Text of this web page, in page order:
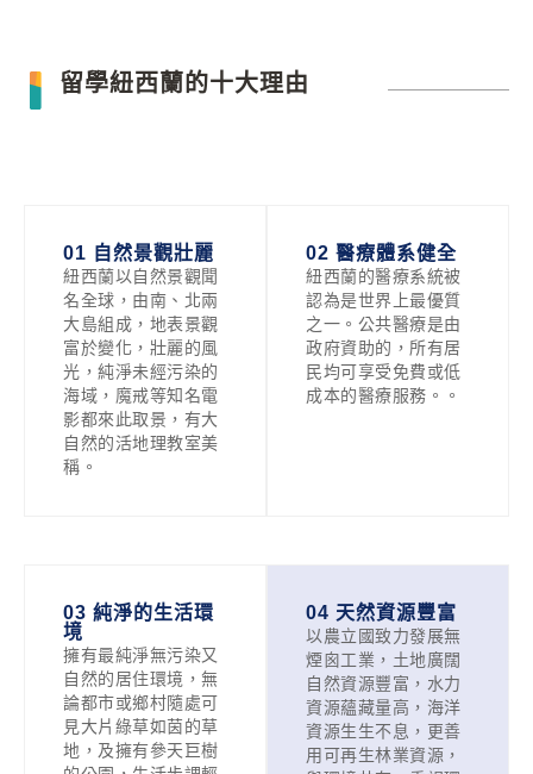
留學紐西蘭的十大理由
01 自然景觀壯麗
紐西蘭以自然景觀聞
名全球，由南、北兩
大島組成，地表景觀
富於變化，壯麗的風
光，純淨未經污染的
海域，魔戒等知名電
影都來此取景，有大
自然的活地理教室美
稱。
02 醫療體系健全
紐西蘭的醫療系統被
認為是世界上最優質
之一。公共醫療是由
政府資助的，所有居
民均可享受免費或低
成本的醫療服務。。
03 純淨的生活環
境
擁有最純淨無污染又
自然的居住環境，無
論都市或鄉村隨處可
見大片綠草如茵的草
地，及擁有參天巨樹
04 天然資源豐富
以農立國致力發展無
煙囪工業，土地廣闊
自然資源豐富，水力
資源蘊藏量高，海洋
資源生生不息，更善
用可再生林業資源，